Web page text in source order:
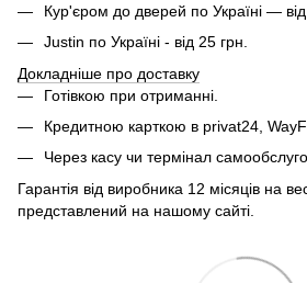
Кур'єром до дверей по Україні — від
Justin по Україні - від 25 грн.
Докладніше про доставку
Готівкою при отриманні.
Кредитною карткою в privat24,
Через касу чи термінал
Гарантія від виробника 12 місяців на
представлений на нашому сайті.